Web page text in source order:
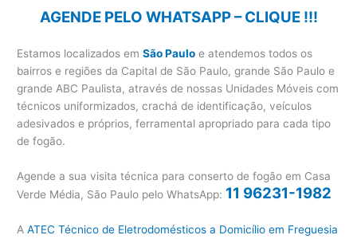
AGENDE PELO WHATSAPP – CLIQUE !!!
Estamos localizados emSão Paulo e atendemos todos os
bairros e regiões da Capital de São Paulo, grande São Paulo e
grande ABC Paulista, através de nossas Unidades Móveis com
técnicos uniformizados, crachá de identificação, veículos
adesivados e próprios, ferramental apropriado para cada tipo
de fogão.
Agende a sua visita técnica para conserto de fogão em Casa
Verde Média, São Paulo pelo WhatsApp: 11 96231-1982
AATEC Técnico de Eletrodomésticos a Domicílio em Freguesia